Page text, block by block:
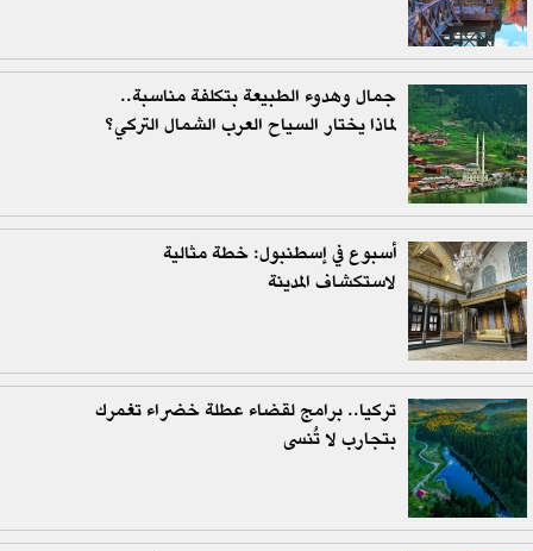
جمال وهدوء الطبيعة بتكلفة مناسبة..
لماذا يختار السياح العرب الشمال التركي؟
أسبوع في إسطنبول: خطة مثالية
لاستكشاف المدينة
تركيا.. برامج لقضاء عطلة خضراء تغمرك
بتجارب لا تُنسى